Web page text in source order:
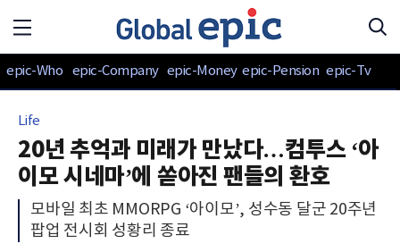
epic-Who epic-Company epic-Money epic-Pension epic-Tv
Life
20년 추억과 미래가 만났다…컴투스 ‘아
이모 시네마’에 쏟아진 팬들의 환호
모바일 최초 MMORPG ‘아이모’, 성수동 달군 20주년
팝업 전시회 성황리 종료